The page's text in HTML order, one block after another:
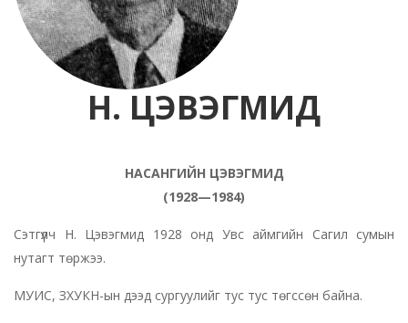
Н. ЦЭВЭГМИД
НАСАНГИЙН ЦЭВЭГМИД
(1928—1984)
Сэтгүүлч Н. Цэвэгмид 1928 онд Увс аймгийн Сагил сумын
нутагт төржээ.
МУИС, ЗХУКН-ын дээд сургуулийг тус тус төгссөн байна.